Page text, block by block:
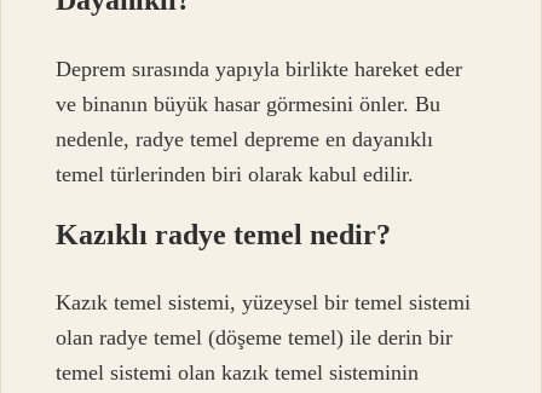
Deprem sırasında yapıyla birlikte hareket eder
ve binanın büyük hasar görmesini önler. Bu
nedenle, radye temel depreme en dayanıklı
temel türlerinden biri olarak kabul edilir.
Kazıklı radye temel nedir?
Kazık temel sistemi, yüzeysel bir temel sistemi
olan radye temel (döşeme temel) ile derin bir
temel sistemi olan kazık temel sisteminin